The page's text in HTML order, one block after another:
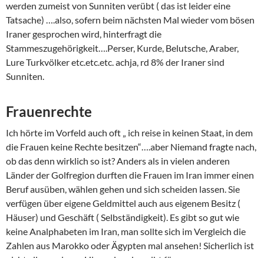
werden zumeist von Sunniten verübt ( das ist leider eine
Tatsache) ….also, sofern beim nächsten Mal wieder vom bösen
Iraner gesprochen wird, hinterfragt die
Stammeszugehörigkeit….Perser, Kurde, Belutsche, Araber,
Lure Turkvölker etc.etc.etc. achja, rd 8% der Iraner sind
Sunniten.
Frauenrechte
Ich hörte im Vorfeld auch oft „ ich reise in keinen Staat, in dem
die Frauen keine Rechte besitzen“….aber Niemand fragte nach,
ob das denn wirklich so ist? Anders als in vielen anderen
Länder der Golfregion durften die Frauen im Iran immer einen
Beruf ausüben, wählen gehen und sich scheiden lassen. Sie
verfügen über eigene Geldmittel auch aus eigenem Besitz (
Häuser) und Geschäft ( Selbständigkeit). Es gibt so gut wie
keine Analphabeten im Iran, man sollte sich im Vergleich die
Zahlen aus Marokko oder Ägypten mal ansehen! Sicherlich ist